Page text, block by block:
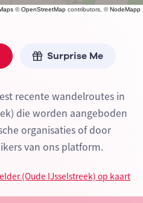
©OpenStreetMap contributors, ©NodeMapp
Surprise Me
recente wandelroutes in
die worden aangeboden
organisaties of door
van ons platform.
(Oude IJsselstreek) op kaart